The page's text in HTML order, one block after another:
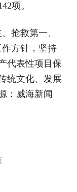
项。
抢救第一、
方针，坚持
代表性项目保
统文化、发展
：威海新闻